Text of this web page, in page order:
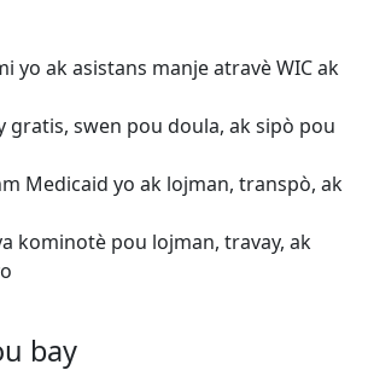
yo ak asistans manje atravè WIC ak
gratis, swen pou doula, ak sipò pou
Medicaid yo ak lojman, transpò, ak
kominotè pou lojman, travay, ak
bay